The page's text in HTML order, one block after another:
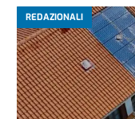
REDAZIONALI